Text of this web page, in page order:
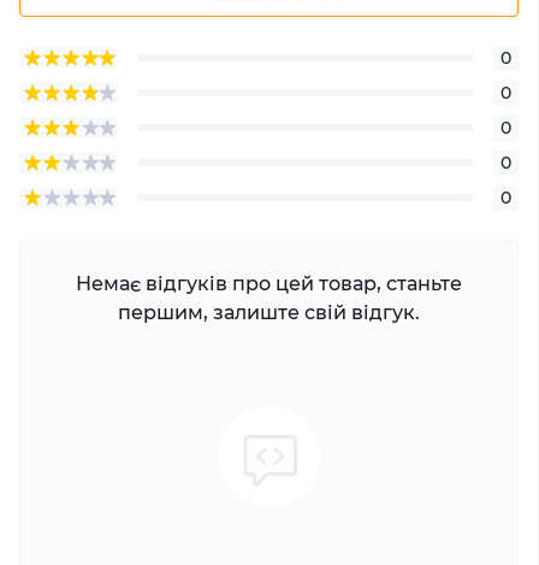
0
0
0
0
0
Немає відгуків про цей товар, станьте
першим, залиште свій відгук.